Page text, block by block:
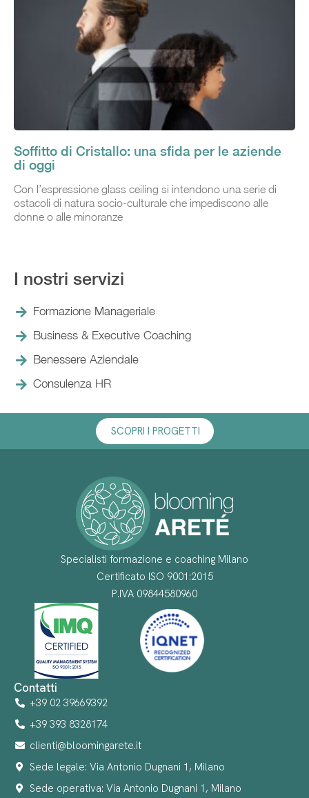
Soffitto di Cristallo: una sfida per le aziende
di oggi
Con l’espressione glass ceiling si intendono una serie di
ostacoli di natura socio-culturale che impediscono alle
donne o alle minoranze
I nostri servizi
Formazione Manageriale
Business & Executive Coaching
Benessere Aziendale
Consulenza HR
SCOPRI I PROGETTI
Specialisti formazione e coaching Milano
Certificato ISO 9001:2015
P.IVA 09844580960
Contatti
+39 02 39669392
+39 393 8328174
clienti@bloomingarete.it
Sede legale: Via Antonio Dugnani 1, Milano
Sede operativa: Via Antonio Dugnani 1, Milano